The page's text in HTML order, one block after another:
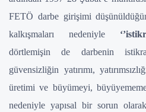
FETÖ darbe girişimi
kalkışmaları nedeniyle
dörtlemişin de
darbenin
güvensizliğin yatırımı,
üretimi ve büyümeyi,
nedeniyle yapısal bir sorun